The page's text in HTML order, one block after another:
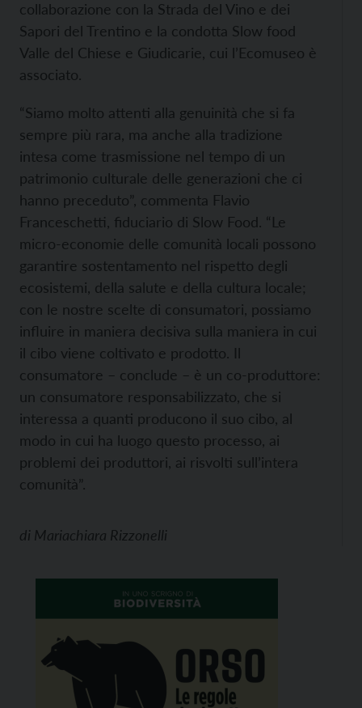
collaborazione con la Strada del Vino e dei
Sapori del Trentino e la condotta Slow food
Valle del Chiese e Giudicarie, cui l’Ecomuseo è
associato.
“Siamo molto attenti alla genuinità che si fa
sempre più rara, ma anche alla tradizione
intesa come trasmissione nel tempo di un
patrimonio culturale delle generazioni che ci
hanno preceduto”, commenta Flavio
Franceschetti, fiduciario di Slow Food. “Le
micro-economie delle comunità locali possono
garantire sostentamento nel rispetto degli
ecosistemi, della salute e della cultura locale;
con le nostre scelte di consumatori, possiamo
influire in maniera decisiva sulla maniera in cui
il cibo viene coltivato e prodotto. Il
consumatore – conclude – è un co-produttore:
un consumatore responsabilizzato, che si
interessa a quanti producono il suo cibo, al
modo in cui ha luogo questo processo, ai
problemi dei produttori, ai risvolti sull’intera
comunità”.
di Mariachiara Rizzonelli